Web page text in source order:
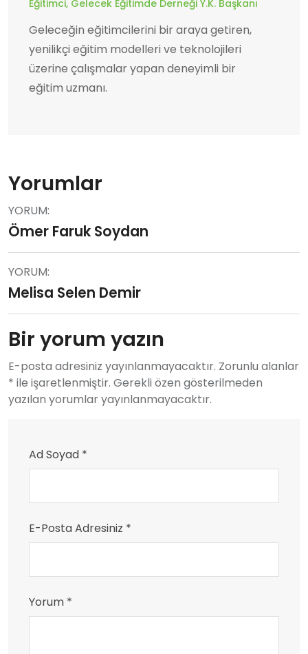
Eğitimci, Gelecek Eğitimde Derneği Y.K. Başkanı
Geleceğin eğitimcilerini bir araya getiren,
yenilikçi eğitim modelleri ve teknolojileri
üzerine çalışmalar yapan deneyimli bir
eğitim uzmanı.
Yorumlar
YORUM:
Ömer Faruk Soydan
YORUM:
Melisa Selen Demir
Bir yorum yazın
E-posta adresiniz yayınlanmayacaktır. Zorunlu alanlar
* ile işaretlenmiştir. Gerekli özen gösterilmeden
yazılan yorumlar yayınlanmayacaktır.
Ad Soyad *
E-Posta Adresiniz *
Yorum *